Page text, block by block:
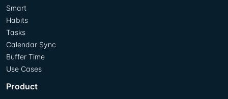
Smart
Habits
Tasks
Calendar Sync
Buffer Time
Use Cases
Product